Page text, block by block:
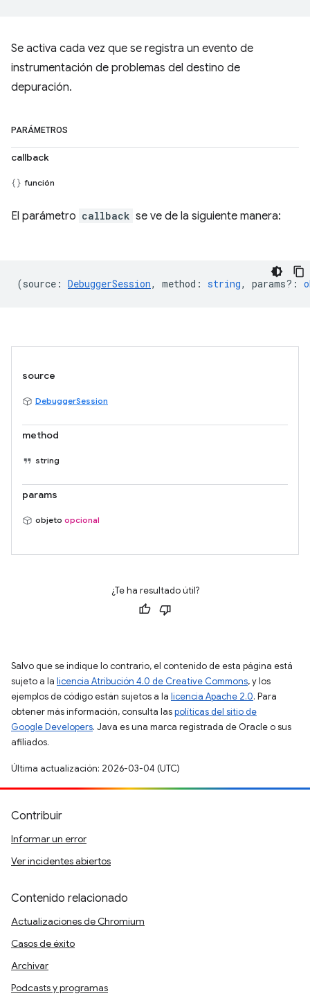
Se activa cada vez que se registra un evento de
instrumentación de problemas del destino de
depuración.
PARÁMETROS
callback
función
El parámetro callback se ve de la siguiente manera:
(source : DebuggerSession, method : string, params? :
source
DebuggerSession
method
string
params
objeto opcional
¿Te ha resultado útil?
Salvo que se indique lo contrario, el contenido de esta página está
sujeto a la licencia Atribución 4.0 de Creative Commons, y los
ejemplos de código están sujetos a la licencia Apache 2.0. Para
obtener más información, consulta laspolíticas del sitio de
Google Developers. Java es una marca registrada de Oracle o sus
afiliados.
Última actualización: 2026-03-04 (UTC)
Contribuir
Informar un error
Ver incidentes abiertos
Contenido relacionado
Actualizaciones de Chromium
Casos de éxito
Archivar
Podcasts y programas